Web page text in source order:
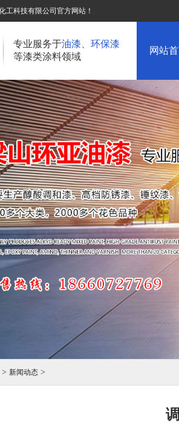
工科技有限公司官方网站！
专业服务于油漆、环保漆
等漆类涂料领域
网站
> 新闻动态 >